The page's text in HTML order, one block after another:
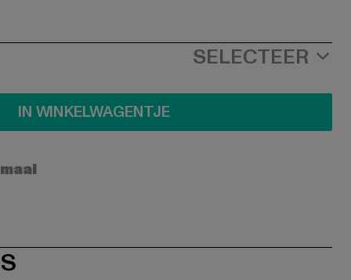
SELECTEER
IN WINKELWAGENTJE